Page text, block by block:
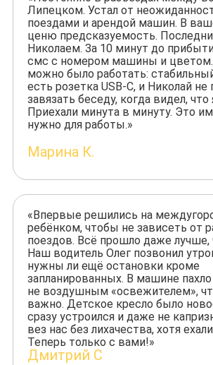
Липецком. Устал от
поездами и арендой машин. В
ценю предсказуемость.
Николаем. За 10 минут до
смс с номером машины и цветом.
можно было работать:
есть розетка USB-C, и Николай не
завязать беседу, когда видел, что
Приехали минута в минуту. Это
нужно для работы.»
Марина К.
«Впервые решились на
ребёнком, чтобы не зависеть от
поездов. Всё прошло даже
Наш водитель Олег позвонил
нужны ли ещё остановки кроме
запланированных. В машине пахло
не воздушным «освежителем»,
важно. Детское кресло было
сразу устроился и даже не
вез нас без лихачества, хотя
Теперь только с вами!»
Дмитрий С